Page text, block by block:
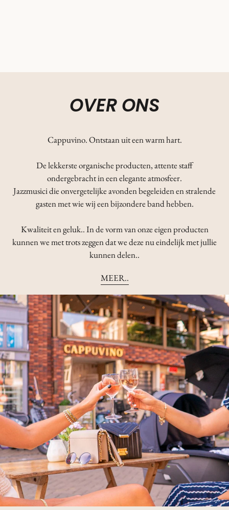
OVER ONS
Cappuvino. Ontstaan uit een warm hart.
De lekkerste organische producten, attente staff
ondergebracht in een elegante atmosfeer.
Jazzmusici die onvergetelijke avonden begeleiden en stralende
gasten met wie wij een bijzondere band hebben.
Kwaliteit en geluk.. In de vorm van onze eigen producten
kunnen we met trots zeggen dat we deze nu eindelijk met jullie
kunnen delen..
MEER..